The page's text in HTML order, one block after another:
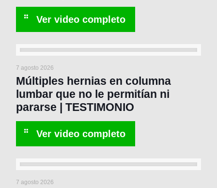
7 agosto 2026
Múltiples hernias en columna
lumbar que no le permitían ni
pararse | TESTIMONIO
7 agosto 2026